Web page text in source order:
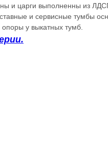
и царги выполненны из
и сервисные тумбы
у выкатных тумб.